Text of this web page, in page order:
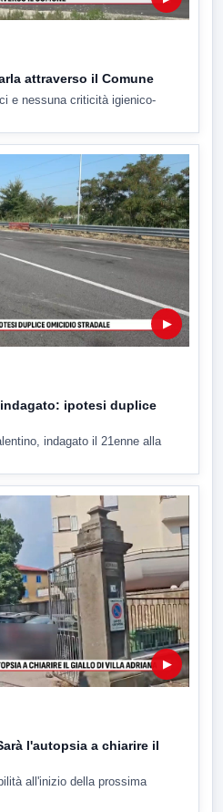
attraverso il Comune
e nessuna criticità igienico-
▶
ipotesi duplice
indagato il 21enne alla
▶
l'autopsia a chiarire il
all'inizio della prossima